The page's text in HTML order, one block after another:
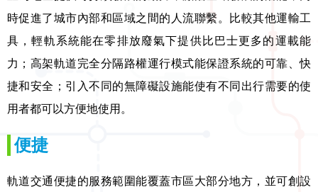
時促進了城市內部和區域之間的人流聯繫。比較其他運輸工
具，輕軌系統能在零排放廢氣下提供比巴士更多的運載能
力；高架軌道完全分隔路權運行模式能保證系統的可靠、快
捷和安全；引入不同的無障礙設施能使有不同出行需要的使
用者都可以方便地使用。
便捷
軌道交通便捷的服務範圍能覆蓋市區大部分地方，並可創設